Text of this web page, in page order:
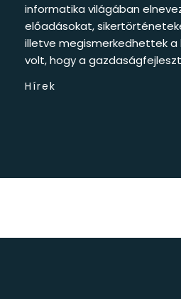
informatika világában
előadásokat,
illetve megismerkedhettek
volt, hogy a
Hírek